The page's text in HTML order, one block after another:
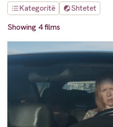
Kategoritë
Shtetet
Showing 4 films